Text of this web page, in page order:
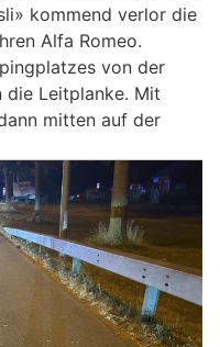
kommend verlor die
Alfa Romeo.
von der
die Leitplanke. Mit
mitten auf der